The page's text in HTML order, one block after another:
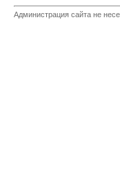
Администрация сайта не